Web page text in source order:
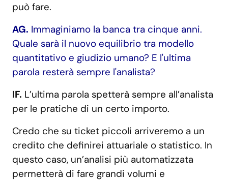
può fare.
AG. Immaginiamo la banca tra cinque anni.
Quale sarà il nuovo equilibrio tra modello
quantitativo e giudizio umano? E l'ultima
parola resterà sempre l'analista?
IF. L’ultima parola spetterà sempre all’analista
per le pratiche di un certo importo.
Credo che su ticket piccoli arriveremo a un
credito che definirei attuariale o statistico. In
questo caso, un’analisi più automatizzata
permetterà di fare grandi volumi e